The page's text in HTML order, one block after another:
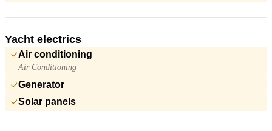
Yacht electrics
Air conditioning
Air Conditioning
Generator
Solar panels